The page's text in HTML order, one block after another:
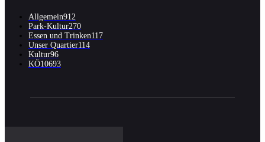
Allgemein912
Park-Kultur270
Essen und Trinken117
Unser Quartier114
Kultur96
KÖ10693